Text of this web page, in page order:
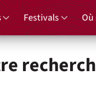
Festivals Où